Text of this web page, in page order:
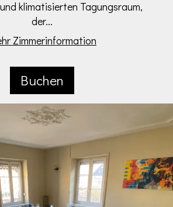
klimatisierten Tagungsraum,
der...
Zimmerinformation
Buchen